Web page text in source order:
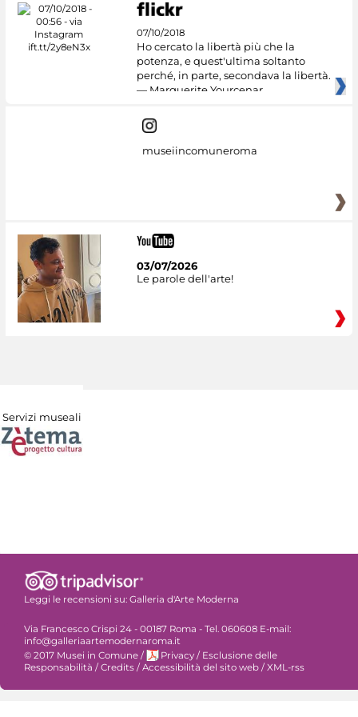
07/10/2018
Ho cercato la libertà più che la
potenza, e quest'ultima soltanto
perché, in parte, secondava la libertà.
— Marguerite Yourcenar
museiincomuneroma
03/07/2026
Le parole dell'arte!
Servizi museali
Leggi le recensioni su: Galleria d'Arte Moderna
Via Francesco Crispi 24 - 00187 Roma - Tel. 060608 E-mail:
info@galleriaartemodernaroma.it
© 2017 Musei in Comune / Privacy / Esclusione delle
Responsabilità /Credits /Accessibilità del sito web /XML-rss